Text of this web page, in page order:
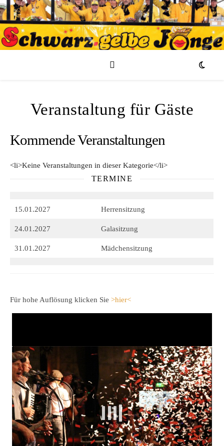
Veranstaltung für Gäste
Kommende Veranstaltungen
<li>Keine Veranstaltungen in dieser Kategorie</li>
TERMINE
15.01.2027 Herrensitzung
24.01.2027 Galasitzung
31.01.2027 Mädchensitzung
Für hohe Auflösung klicken Sie >hier<